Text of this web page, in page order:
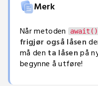
Merk
Når metoden await()
frigjør også låsen
må den ta låsenpå
begynne å utføre!